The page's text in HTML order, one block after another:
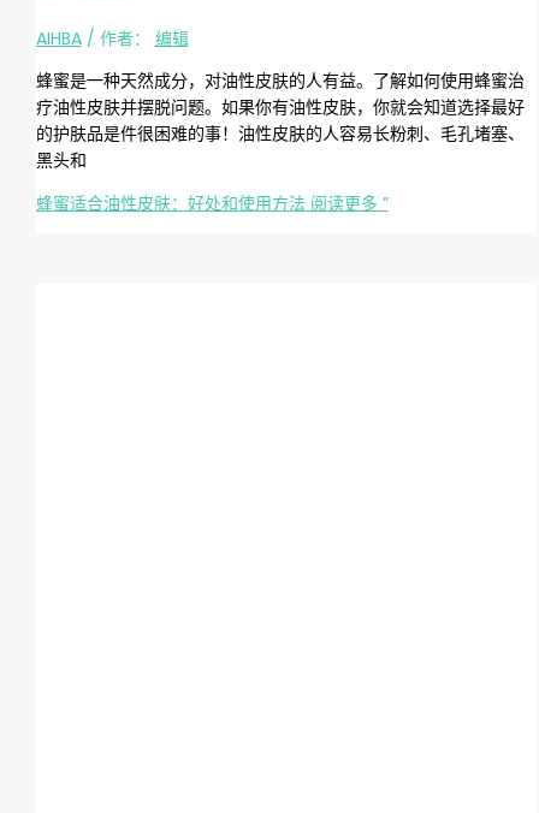
AIHBA/ 作者：
编辑
蜂蜜是一种天然成分，对油性皮肤的人有益。了解如何使用蜂蜜治
疗油性皮肤并摆脱问题。如果你有油性皮肤，你就会知道选择最好
的护肤品是件很困难的事！油性皮肤的人容易长粉刺、毛孔堵塞、
黑头和
蜂蜜适合油性皮肤：好处和使用方法 阅读更多 ”